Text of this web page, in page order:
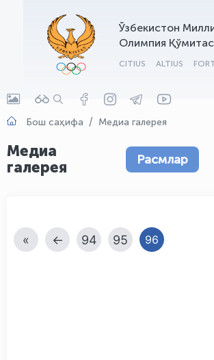
Ўзбекистон
Олимпия
CITIUS ALTIUS
Бош саҳифа Медиа галерея
Медиа
галерея
Расмлар
« ← 94 95 96
OLYMPCHIK AI - yordamchi
Онлайн · olympic.uz